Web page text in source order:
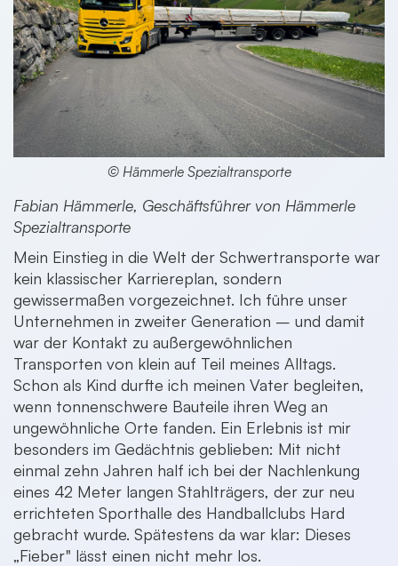
© Hämmerle Spezialtransporte
Fabian Hämmerle, Geschäftsführer von Hämmerle
Spezialtransporte
Mein Einstieg in die Welt der Schwertransporte war
kein klassischer Karriereplan, sondern
gewissermaßen vorgezeichnet. Ich führe unser
Unternehmen in zweiter Generation – und damit
war der Kontakt zu außergewöhnlichen
Transporten von klein auf Teil meines Alltags.
Schon als Kind durfte ich meinen Vater begleiten,
wenn tonnenschwere Bauteile ihren Weg an
ungewöhnliche Orte fanden. Ein Erlebnis ist mir
besonders im Gedächtnis geblieben: Mit nicht
einmal zehn Jahren half ich bei der Nachlenkung
eines 42 Meter langen Stahlträgers, der zur neu
errichteten Sporthalle des Handballclubs Hard
gebracht wurde. Spätestens da war klar: Dieses
„Fieber" lässt einen nicht mehr los.